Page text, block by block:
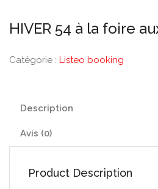
HIVER 54 à la foire
Catégorie : Listeo booking
Description
Avis (0)
Product Description